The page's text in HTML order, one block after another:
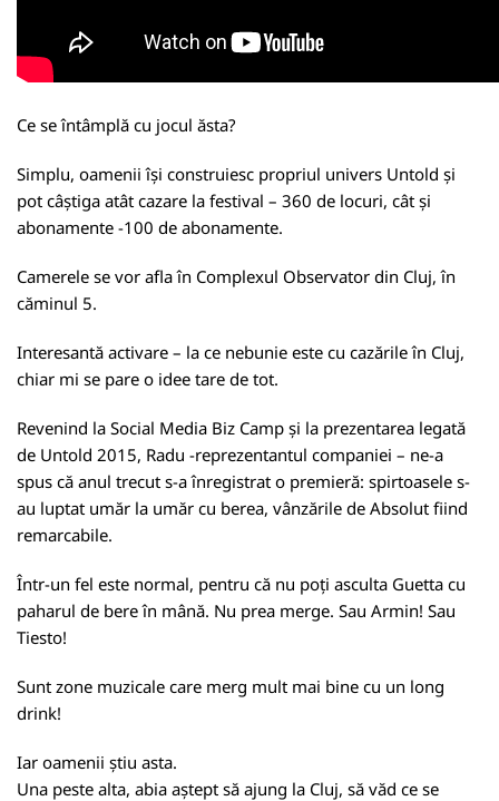
Ce se întâmplă cu jocul ăsta?
Simplu, oamenii își construiesc propriul univers Untold și
pot câștiga atât cazare la festival – 360 de locuri, cât și
abonamente -100 de abonamente.
Camerele se vor afla în Complexul Observator din Cluj, în
căminul 5.
Interesantă activare – la ce nebunie este cu cazările în Cluj,
chiar mi se pare o idee tare de tot.
Revenind la Social Media Biz Camp și la prezentarea legată
de Untold 2015, Radu -reprezentantul companiei – ne-a
spus că anul trecut s-a înregistrat o premieră: spirtoasele s-
au luptat umăr la umăr cu berea, vânzările de Absolut fiind
remarcabile.
Într-un fel este normal, pentru că nu poți asculta Guetta cu
paharul de bere în mână. Nu prea merge. Sau Armin! Sau
Tiesto!
Sunt zone muzicale care merg mult mai bine cu un long
drink!
Iar oamenii știu asta.
Una peste alta, abia aștept să ajung la Cluj, să văd ce se